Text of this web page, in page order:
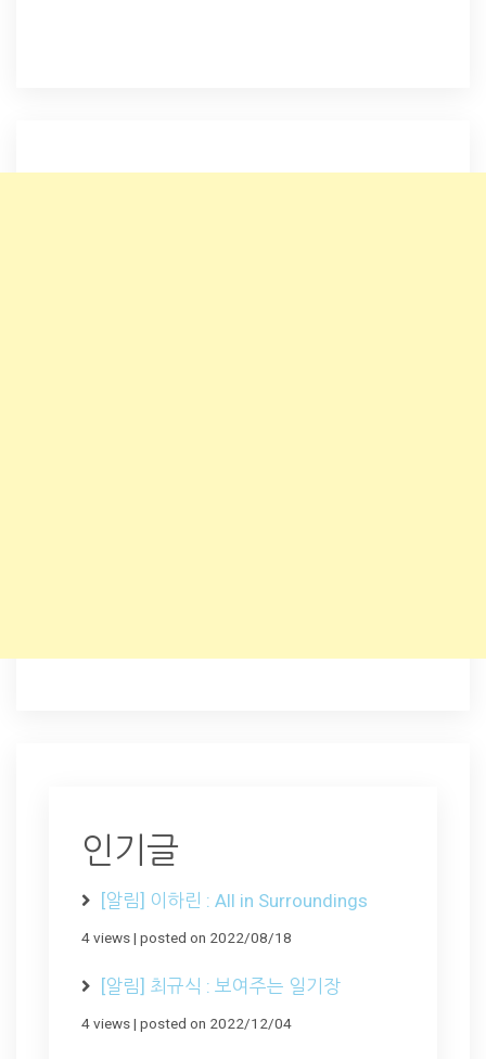
인기글
[알림] 이하린 : All in Surroundings
4 views| posted on 2022/08/18
[알림] 최규식 : 보여주는 일기장
4 views| posted on 2022/12/04